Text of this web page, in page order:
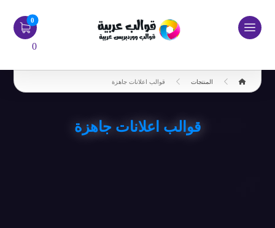
0
المنتجات قوالب اعلانات جاهزة
قوالب اعلانات جاهزة